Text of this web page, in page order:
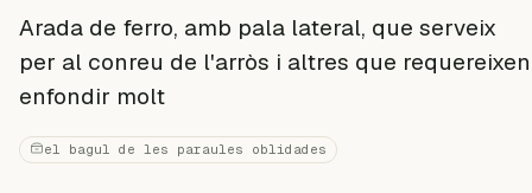
Arada de ferro, amb pala lateral, que serveix
per al conreu de l'arròs i altres que requereixen
enfondir molt
el bagul de les paraules oblidades